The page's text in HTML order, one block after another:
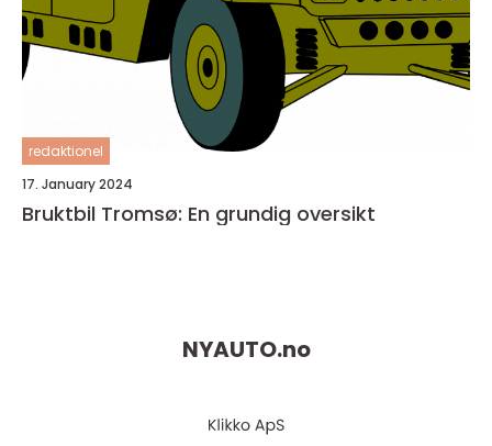
redaktionel
17. January 2024
Bruktbil Tromsø: En grundig oversikt
NYAUTO.no